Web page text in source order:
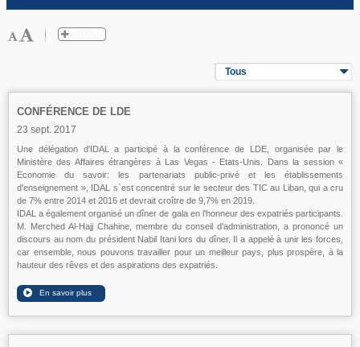
Tous
CONFÉRENCE DE LDE
23 sept. 2017
Une délégation d'IDAL a participé à la conférence de LDE, organisée par le
Ministère des Affaires étrangères à Las Vegas - Etats-Unis. Dans la session «
Economie du savoir: les partenariats public-privé et les établissements
d'enseignement », IDAL s`est concentré sur le secteur des TIC au Liban, qui a cru
de 7% entre 2014 et 2016 et devrait croître de 9,7% en 2019.
IDAL a également organisé un dîner de gala en l'honneur des expatriés participants.
M. Merched Al-Hajj Chahine, membre du conseil d'administration, a prononcé un
discours au nom du président Nabil Itani lors du dîner. Il a appelé à unir les forces,
car ensemble, nous pouvons travailler pour un meilleur pays, plus prospère, à la
hauteur des rêves et des aspirations des expatriés.